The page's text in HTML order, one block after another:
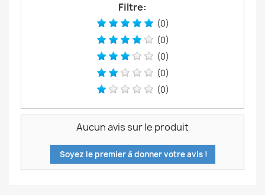
Filtre:
(0)
(0)
(0)
(0)
(0)
Aucun avis sur le produit
Soyez le premier à donner votre avis !